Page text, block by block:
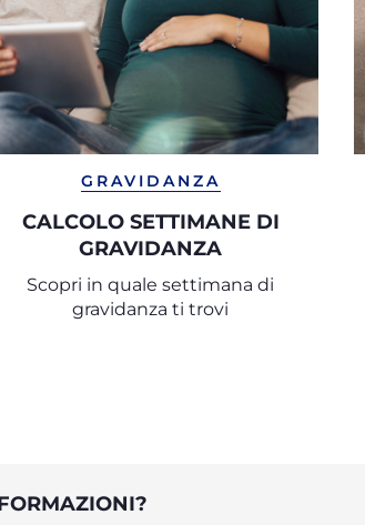
GRAVIDANZA
CALCOLO SETTIMANE DI
GRAVIDANZA
Scopri in quale settimana di
gravidanza ti trovi